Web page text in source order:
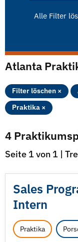
Alle Filter
Atlanta
Filter löschen ×
Praktika ×
4
Seite 1 von 1 |
Sales
Intern
Praktika